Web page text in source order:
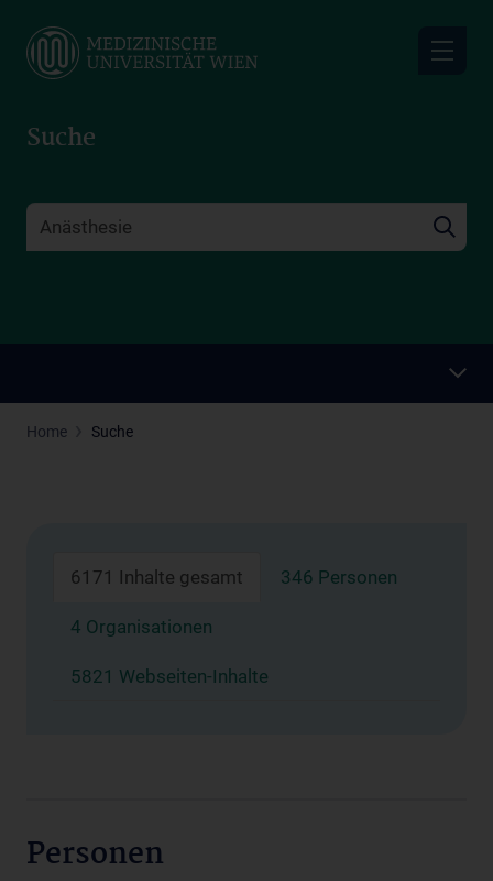
main
Suche
Home Suche
6171 Inhalte gesamt 346 Personen
4 Organisationen
5821 Webseiten-Inhalte
Personen